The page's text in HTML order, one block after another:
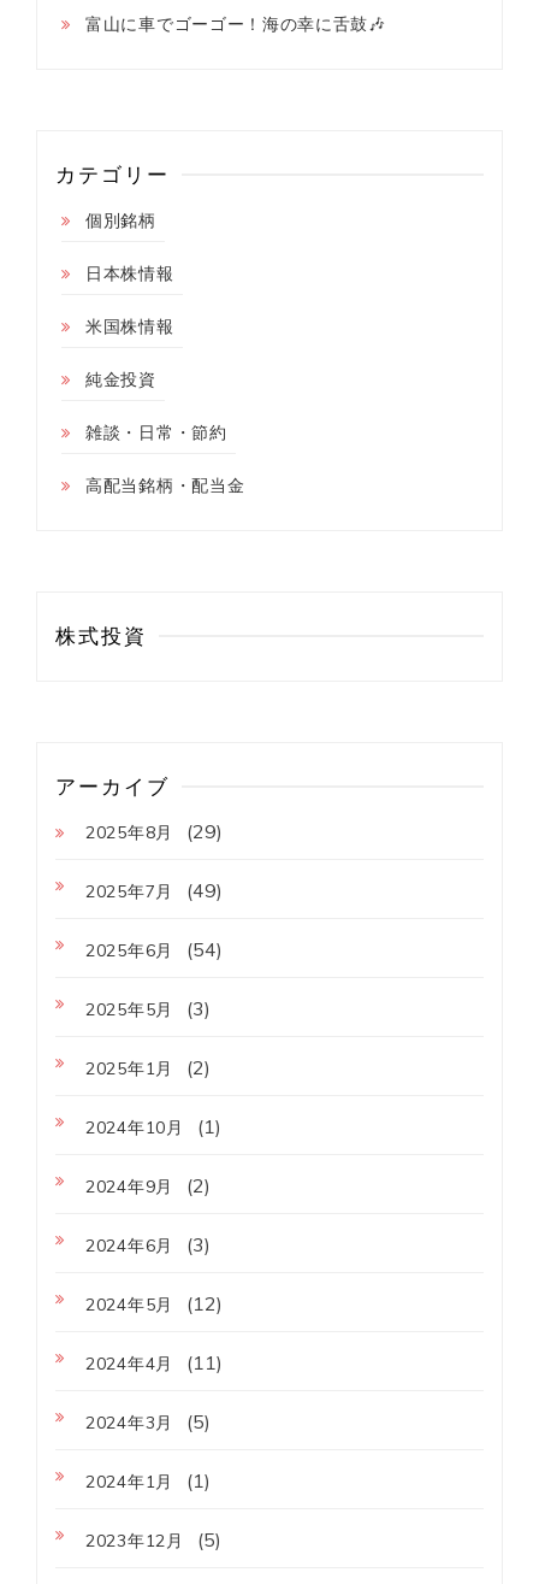
富山に車でゴーゴー！海の幸に舌鼓🎶
カテゴリー
個別銘柄
日本株情報
米国株情報
純金投資
雑談・日常・節約
高配当銘柄・配当金
株式投資
アーカイブ
2025年8月 (29)
2025年7月 (49)
2025年6月 (54)
2025年5月 (3)
2025年1月 (2)
2024年10月 (1)
2024年9月 (2)
2024年6月 (3)
2024年5月 (12)
2024年4月 (11)
2024年3月 (5)
2024年1月 (1)
2023年12月 (5)